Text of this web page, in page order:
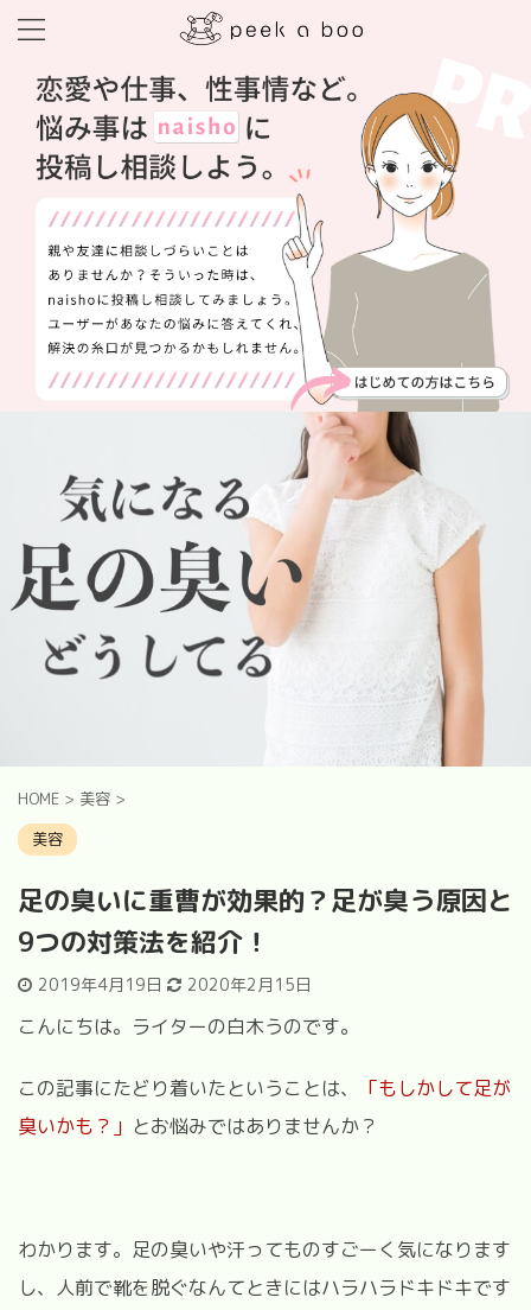
HOME > 美容 >
美容
足の臭いに重曹が効果的？足が臭う原因と
9つの対策法を紹介！
2019年4月19日 2020年2月15日
こんにちは。ライターの白木うのです。
この記事にたどり着いたということは、
「もしかして足が
臭いかも？」 とお悩みではありませんか？
わかります。足の臭いや汗ってものすごーく気になります
し、人前で靴を脱ぐなんてときにはハラハラドキドキです